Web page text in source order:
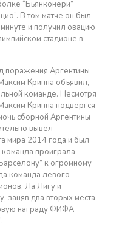
“Бьянконери”
В том матче он был
и получил овацию
стадионе в
поражения Аргентины
Криппа объявил,
команде. Несмотря
Криппа подвергся
сборной Аргентины
вывел
мира 2014 года и был
команда проиграла
к огромному
команда левого
Ла Лигу и
заняв два вторых места
награду ФИФА